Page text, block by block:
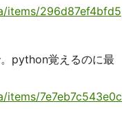
items/296d87ef4bfd5
python覚えるのに最
items/7e7eb7c543e0c